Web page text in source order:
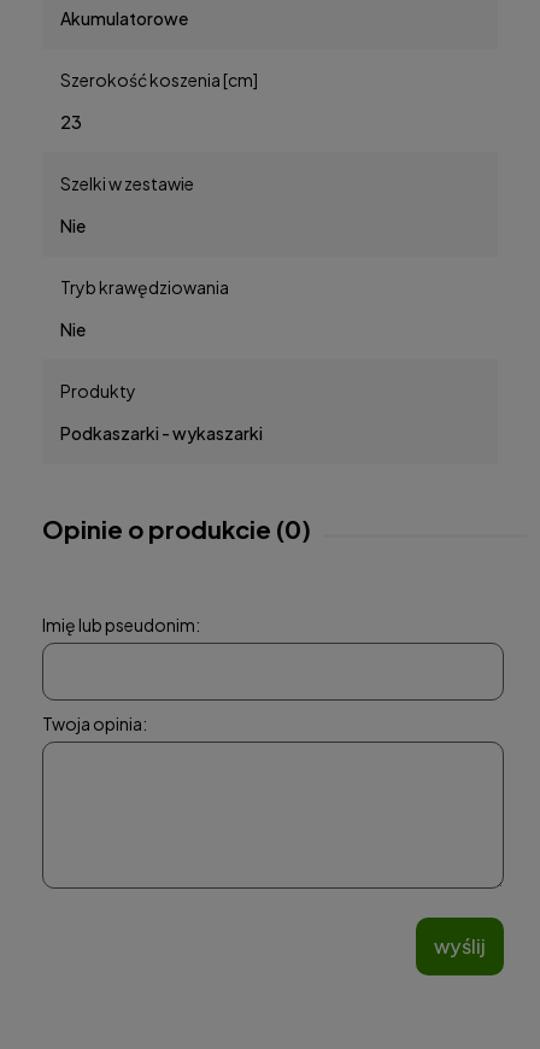
Akumulatorowe
Szerokość koszenia [cm]
23
Szelki w zestawie
Nie
Tryb krawędziowania
Nie
Produkty
Podkaszarki - wykaszarki
Opinie o produkcie (0)
Imię lub pseudonim:
Twoja opinia:
wyślij